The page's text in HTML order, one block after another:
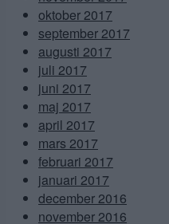
oktober 2017
september 2017
augusti 2017
juli 2017
juni 2017
maj 2017
april 2017
mars 2017
februari 2017
januari 2017
december 2016
november 2016